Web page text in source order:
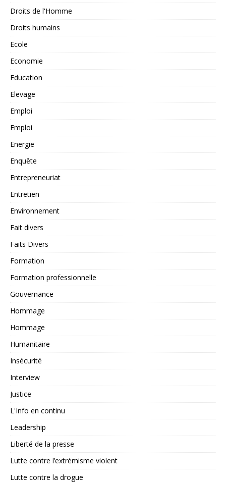
Droits de l'Homme
Droits humains
Ecole
Economie
Education
Elevage
Emploi
Emploi
Energie
Enquête
Entrepreneuriat
Entretien
Environnement
Fait divers
Faits Divers
Formation
Formation professionnelle
Gouvernance
Hommage
Hommage
Humanitaire
Insécurité
Interview
Justice
L'Info en continu
Leadership
Liberté de la presse
Lutte contre l’extrémisme violent
Lutte contre la drogue